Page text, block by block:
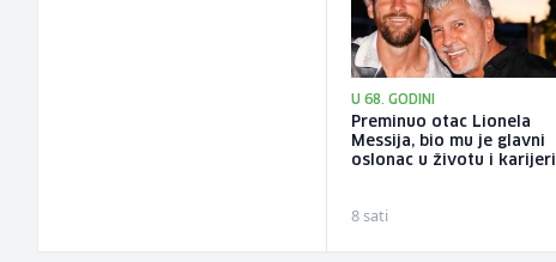
U 68. GODINI
Preminuo otac Lionela
Messija, bio mu je glavni
oslonac u životu i karijeri
8 sati